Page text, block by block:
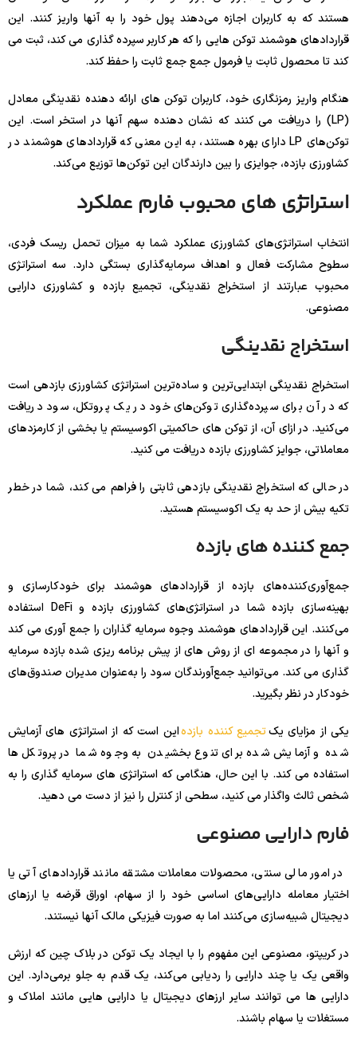
هستند که به کاربران اجازه می‌دهند پول خود را به آنها واریز کنند. این
قراردادهای هوشمند توکن هایی را که هر کاربر سپرده گذاری می کند، ثبت می
کند تا محصول ثابت یا فرمول جمع جمع ثابت را حفظ کند.
هنگام واریز رمزنگاری خود، کاربران توکن های ارائه دهنده نقدینگی معادل
(LP) را دریافت می کنند که نشان دهنده سهم آنها در استخر است. این
توکن‌های LP دارای بهره هستند، به این معنی که قراردادهای هوشمند در
کشاورزی بازده، جوایزی را بین دارندگان این توکن‌ها توزیع می‌کند.
استراتژی های محبوب فارم عملکرد
انتخاب استراتژی‌های کشاورزی عملکرد شما به میزان تحمل ریسک فردی،
سطوح مشارکت فعال و اهداف سرمایه‌گذاری بستگی دارد. سه استراتژی
محبوب عبارتند از استخراج نقدینگی، تجمیع بازده و کشاورزی دارایی
مصنوعی.
استخراج نقدینگی
استخراج نقدینگی ابتدایی‌ترین و ساده‌ترین استراتژی کشاورزی بازدهی است
که در آن برای سپرده‌گذاری توکن‌های خود در یک پروتکل، سود دریافت
می‌کنید. در ازای آن، از توکن های حاکمیتی اکوسیستم یا بخشی از کارمزدهای
معاملاتی، جوایز کشاورزی بازده دریافت می کنید.
در حالی که استخراج نقدینگی بازدهی ثابتی را فراهم می کند، شما در خطر
تکیه بیش از حد به یک اکوسیستم هستید.
جمع کننده های بازده
جمع‌آوری‌کننده‌های بازده از قراردادهای هوشمند برای خودکارسازی و
بهینه‌سازی بازده شما در استراتژی‌های کشاورزی بازده و DeFi استفاده
می‌کنند. این قراردادهای هوشمند وجوه سرمایه گذاران را جمع آوری می کند
و آنها را در مجموعه ای از روش های از پیش برنامه ریزی شده بازده سرمایه
گذاری می کند. می‌توانید جمع‌آورندگان سود را به‌عنوان مدیران صندوق‌های
خودکار در نظر بگیرید.
یکی از مزایای یکتجمیع کننده بازدهاین است که از استراتژی های آزمایش
شده و آزمایش شده برای تنوع بخشیدن به وجوه شما در پروتکل ها
استفاده می کند. با این حال، هنگامی که استراتژی های سرمایه گذاری را به
شخص ثالث واگذار می کنید، سطحی از کنترل را نیز از دست می دهید.
فارم دارایی مصنوعی
در امور مالی سنتی، محصولات معاملات مشتقه مانند قراردادهای آتی یا
اختیار معامله دارایی‌های اساسی خود را از سهام، اوراق قرضه یا ارزهای
دیجیتال شبیه‌سازی می‌کنند اما به صورت فیزیکی مالک آنها نیستند.
در کریپتو، مصنوعی این مفهوم را با ایجاد یک توکن در بلاک چین که ارزش
واقعی یک یا چند دارایی را ردیابی می‌کند، یک قدم به جلو برمی‌دارد. این
دارایی ها می توانند سایر ارزهای دیجیتال یا دارایی هایی مانند املاک و
مستغلات یا سهام باشند.